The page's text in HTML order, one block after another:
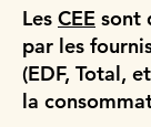
Les CEE sont
par les
(EDF, Total,
la